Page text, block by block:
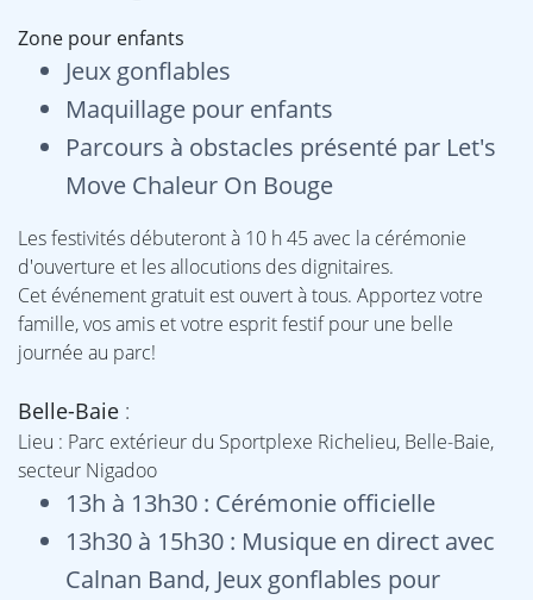
Zone pour enfants
Jeux gonflables
Maquillage pour enfants
Parcours à obstacles présenté par Let's
Move Chaleur On Bouge
Les festivités débuteront à 10 h 45 avec la cérémonie
d'ouverture et les allocutions des dignitaires.
Cet événement gratuit est ouvert à tous. Apportez votre
famille, vos amis et votre esprit festif pour une belle
journée au parc!
Belle-Baie :
Lieu : Parc extérieur du Sportplexe Richelieu, Belle-Baie,
secteur Nigadoo
13h à 13h30 : Cérémonie officielle
13h30 à 15h30 : Musique en direct avec
Calnan Band, Jeux gonflables pour